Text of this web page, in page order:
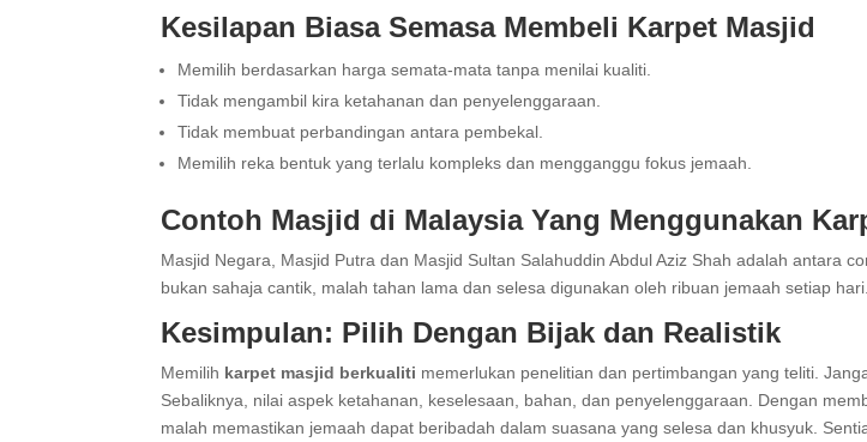
Kesilapan Biasa Semasa Membeli Karpet Masjid
Memilih berdasarkan harga semata-mata tanpa menilai kualiti.
Tidak mengambil kira ketahanan dan penyelenggaraan.
Tidak membuat perbandingan antara pembekal.
Memilih reka bentuk yang terlalu kompleks dan mengganggu fokus jemaah.
Contoh Masjid di Malaysia Yang Menggunakan
Masjid Negara, Masjid Putra dan Masjid Sultan Salahuddin Abdul Aziz Shah adalah antara
bukan sahaja cantik, malah tahan lama dan selesa digunakan oleh ribuan jemaah setiap hari.
Kesimpulan: Pilih Dengan Bijak dan Realistik
Memilih karpet masjid berkualiti memerlukan penelitian dan pertimbangan yang teliti.
Sebaliknya, nilai aspek ketahanan, keselesaan, bahan, dan penyelenggaraan. Dengan
malah memastikan jemaah dapat beribadah dalam suasana yang selesa dan khusyuk.